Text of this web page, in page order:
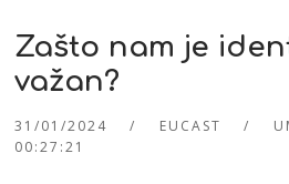
Zašto nam je
važan?
31/01/2024 EUCAST
00:27:21